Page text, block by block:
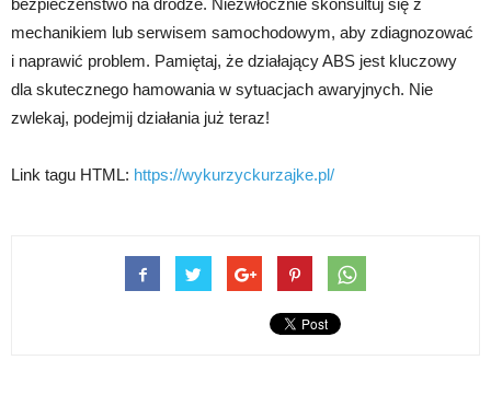
bezpieczeństwo na drodze. Niezwłocznie skonsultuj się z
mechanikiem lub serwisem samochodowym, aby zdiagnozować
i naprawić problem. Pamiętaj, że działający ABS jest kluczowy
dla skutecznego hamowania w sytuacjach awaryjnych. Nie
zwlekaj, podejmij działania już teraz!
Link tagu HTML: https://wykurzyckurzajke.pl/